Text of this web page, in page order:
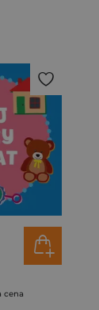
cena